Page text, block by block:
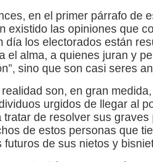
en el primer párrafo de
existido las opiniones que
día los electorados están
el alma, a quienes juran y
sino que son casi seres
son, en gran
urgidos de llegar al
tratar de resolver sus
de estos personas que
futuros de sus nietos y